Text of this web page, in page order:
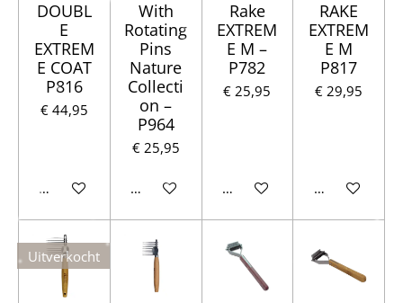
DOUBL
E
EXTREM
E COAT
P816
€ 44,95
Houd mij op de hoogte
With
Rotating
Pins
Nature
Collecti
on –
P964
€ 25,95
Houd mij op de hoogte
Rake
EXTREM
E M –
P782
€ 25,95
Houd mij op de hoogte
RAKE
EXTREM
E M
P817
€ 29,95
Houd mij op
Uitverkocht